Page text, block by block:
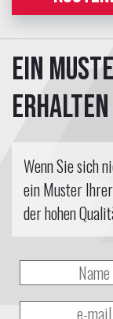
Ein
erhalten
Wenn Sie sich
ein Muster
der hohen